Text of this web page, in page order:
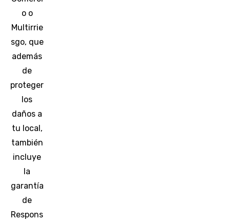
o o
Multirrie
sgo, que
además
de
proteger
los
daños a
tu local,
también
incluye
la
garantía
de
Respons